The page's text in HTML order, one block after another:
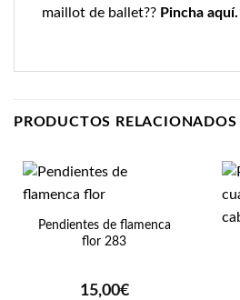
maillot de ballet?? Pincha aquí.
PRODUCTOS RELACIONADOS
Pendientes de flamenca
flor 283
15,00€